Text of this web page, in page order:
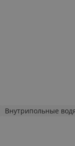
Внутрипольные